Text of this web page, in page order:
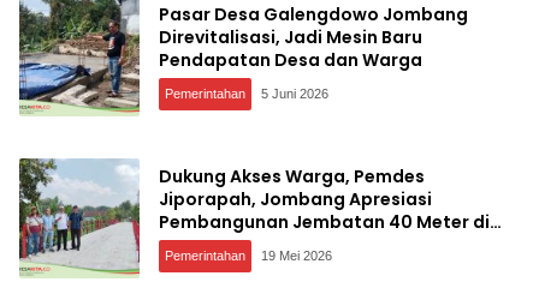
Pasar Desa Galengdowo Jombang
Direvitalisasi, Jadi Mesin Baru
Pendapatan Desa dan Warga
Pemerintahan 5 Juni 2026
Dukung Akses Warga, Pemdes
Jiporapah, Jombang Apresiasi
Pembangunan Jembatan 40 Meter di
Kedungdendeng
Pemerintahan 19 Mei 2026